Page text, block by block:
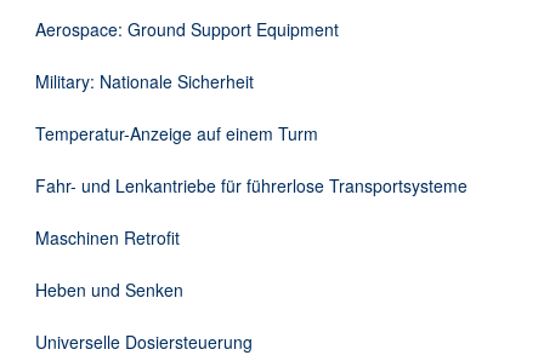
Kontakt
Aerospace: Ground Support Equipment
Military: Nationale Sicherheit
Temperatur-Anzeige auf einem Turm
Fahr- und Lenkantriebe für führerlose Transportsysteme
Maschinen Retrofit
Heben und Senken
Universelle Dosiersteuerung